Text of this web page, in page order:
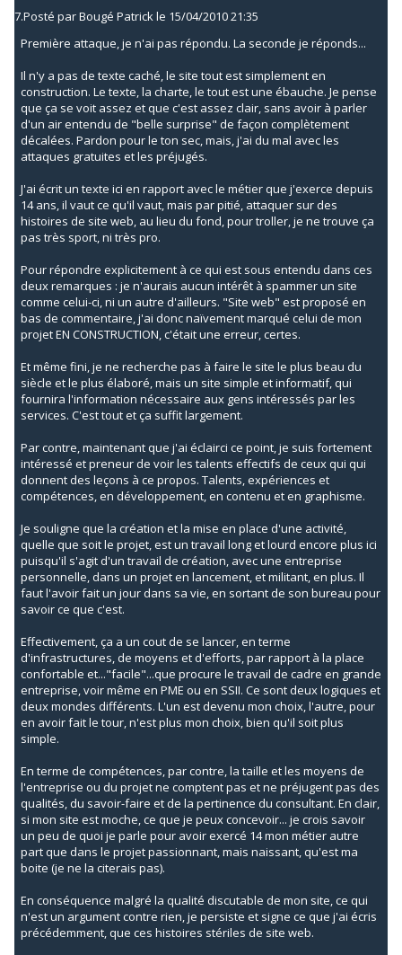
7.Posté parBougé Patrick le 15/04/2010 21:35
Première attaque, je n'ai pas répondu. La seconde je réponds...
Il n'y a pas de texte caché, le site tout est simplement en
construction. Le texte, la charte, le tout est une ébauche. Je pense
que ça se voit assez et que c'est assez clair, sans avoir à parler
d'un air entendu de "belle surprise" de façon complètement
décalées. Pardon pour le ton sec, mais, j'ai du mal avec les
attaques gratuites et les préjugés.
J'ai écrit un texte ici en rapport avec le métier que j'exerce depuis
14 ans, il vaut ce qu'il vaut, mais par pitié, attaquer sur des
histoires de site web, au lieu du fond, pour troller, je ne trouve ça
pas très sport, ni très pro.
Pour répondre explicitement à ce qui est sous entendu dans ces
deux remarques : je n'aurais aucun intérêt à spammer un site
comme celui-ci, ni un autre d'ailleurs. "Site web" est proposé en
bas de commentaire, j'ai donc naïvement marqué celui de mon
projet EN CONSTRUCTION, c'était une erreur, certes.
Et même fini, je ne recherche pas à faire le site le plus beau du
siècle et le plus élaboré, mais un site simple et informatif, qui
fournira l'information nécessaire aux gens intéressés par les
services. C'est tout et ça suffit largement.
Par contre, maintenant que j'ai éclairci ce point, je suis fortement
intéressé et preneur de voir les talents effectifs de ceux qui qui
donnent des leçons à ce propos. Talents, expériences et
compétences, en développement, en contenu et en graphisme.
Je souligne que la création et la mise en place d'une activité,
quelle que soit le projet, est un travail long et lourd encore plus ici
puisqu'il s'agit d'un travail de création, avec une entreprise
personnelle, dans un projet en lancement, et militant, en plus. Il
faut l'avoir fait un jour dans sa vie, en sortant de son bureau pour
savoir ce que c'est.
Effectivement, ça a un cout de se lancer, en terme
d'infrastructures, de moyens et d'efforts, par rapport à la place
confortable et..."facile"...que procure le travail de cadre en grande
entreprise, voir même en PME ou en SSII. Ce sont deux logiques et
deux mondes différents. L'un est devenu mon choix, l'autre, pour
en avoir fait le tour, n'est plus mon choix, bien qu'il soit plus
simple.
En terme de compétences, par contre, la taille et les moyens de
l'entreprise ou du projet ne comptent pas et ne préjugent pas des
qualités, du savoir-faire et de la pertinence du consultant. En clair,
si mon site est moche, ce que je peux concevoir... je crois savoir
un peu de quoi je parle pour avoir exercé 14 mon métier autre
part que dans le projet passionnant, mais naissant, qu'est ma
boite (je ne la citerais pas).
En conséquence malgré la qualité discutable de mon site, ce qui
n'est un argument contre rien, je persiste et signe ce que j'ai écris
précédemment, que ces histoires stériles de site web.